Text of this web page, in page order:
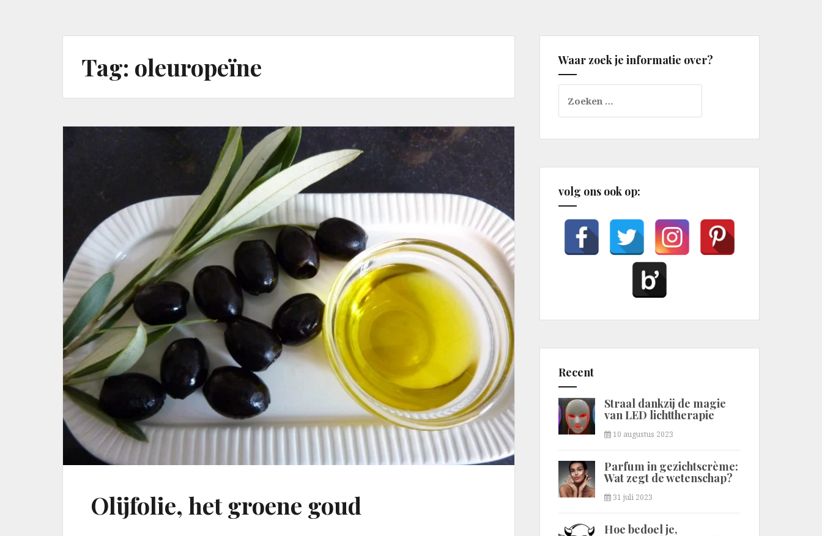
Tag: oleuropeïne
Olijfolie, het groene goud
Waar zoek je informatie over?
naar:
volg ons ook op:
Recent
Straal dankzij de magie
van LED lichttherapie
10 augustus 2023
Parfum in gezichtscrème:
Wat zegt de wetenschap?
31 juli 2023
Hoe bedoel je,